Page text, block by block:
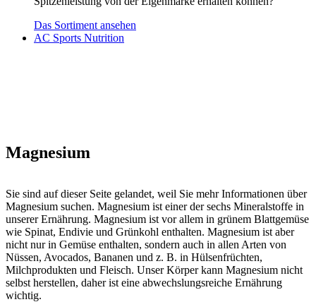
Das Sortiment ansehen
AC Sports Nutrition
Magnesium
Sie sind auf dieser Seite gelandet, weil Sie mehr Informationen über
Magnesium suchen. Magnesium ist einer der sechs Mineralstoffe in
unserer Ernährung. Magnesium ist vor allem in grünem Blattgemüse
wie Spinat, Endivie und Grünkohl enthalten. Magnesium ist aber
nicht nur in Gemüse enthalten, sondern auch in allen Arten von
Nüssen, Avocados, Bananen und z. B. in Hülsenfrüchten,
Milchprodukten und Fleisch. Unser Körper kann Magnesium nicht
selbst herstellen, daher ist eine abwechslungsreiche Ernährung
wichtig.